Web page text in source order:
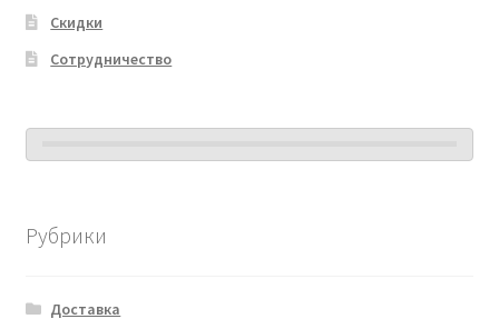
Скидки
Сотрудничество
Рубрики
Доставка